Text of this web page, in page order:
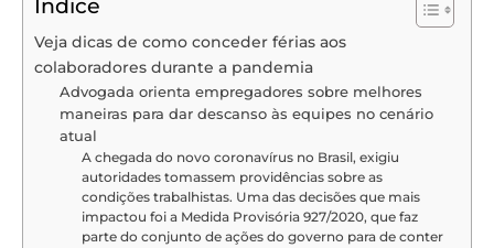
Índice
Veja dicas de como conceder férias aos
colaboradores durante a pandemia
Advogada orienta empregadores sobre melhores
maneiras para dar descanso às equipes no cenário
atual
A chegada do novo coronavírus no Brasil, exigiu
autoridades tomassem providências sobre as
condições trabalhistas. Uma das decisões que mais
impactou foi a Medida Provisória 927/2020, que faz
parte do conjunto de ações do governo para de conter